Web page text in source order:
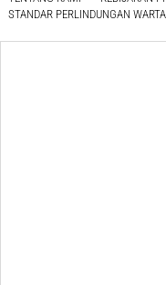
STANDAR PERLINDUNGAN